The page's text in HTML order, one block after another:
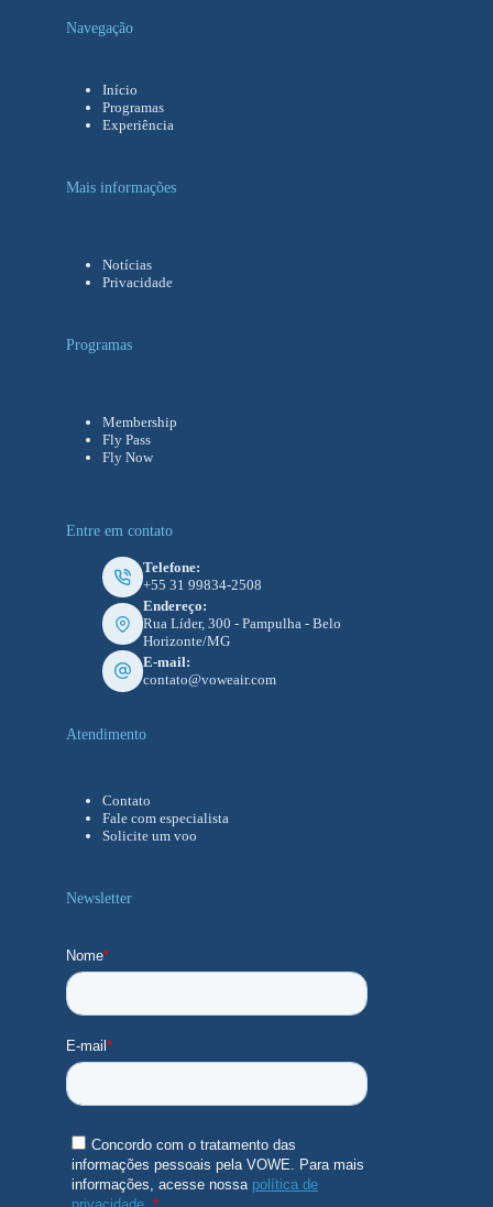
Navegação
Início
Programas
Experiência
Mais informações
Notícias
Privacidade
Programas
Membership
Fly Pass
Fly Now
Entre em contato
Telefone:
+55 31 99834-2508
Endereço:
Rua Líder, 300 - Pampulha - Belo
Horizonte/MG
E-mail:
contato@voweair.com
Atendimento
Contato
Fale com especialista
Solicite um voo
Newsletter